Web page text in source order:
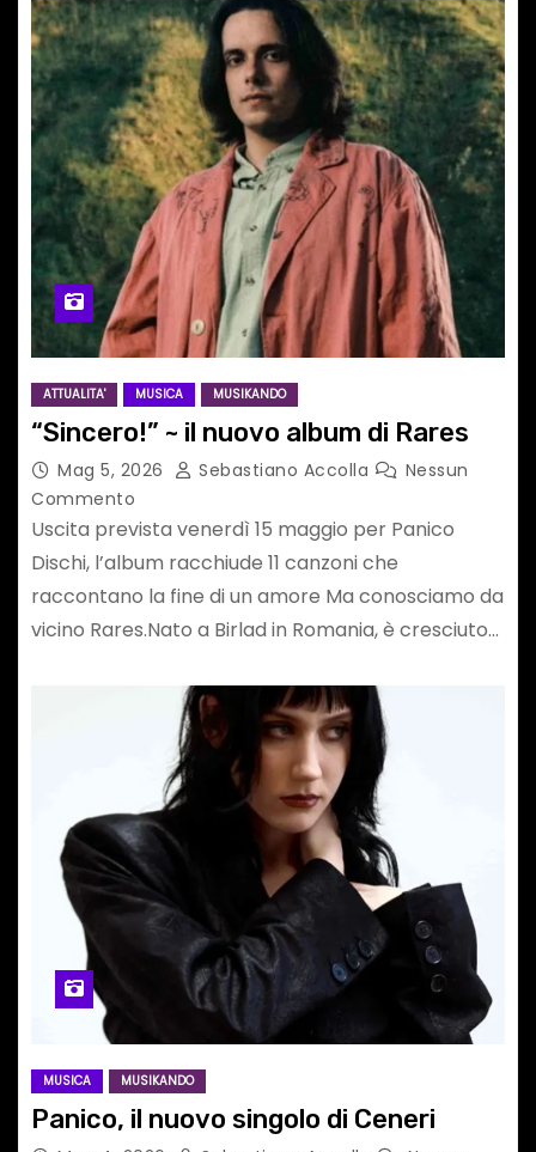
ATTUALITA' MUSICA MUSIKANDO
“Sincero!” ~ il nuovo album di Rares
Mag 5, 2026 Sebastiano Accolla
Nessun
Commento
Uscita prevista venerdì 15 maggio per Panico
Dischi, l’album racchiude 11 canzoni che
raccontano la fine di un amore Ma conosciamo da
vicino Rares.Nato a Birlad in Romania, è cresciuto…
MUSICA MUSIKANDO
Panico, il nuovo singolo di Ceneri